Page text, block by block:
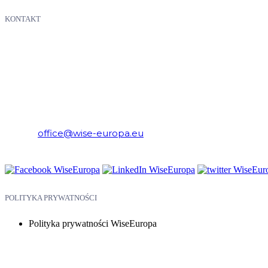
KONTAKT
office@wise-europa.eu
POLITYKA PRYWATNOŚCI
Polityka prywatności WiseEuropa